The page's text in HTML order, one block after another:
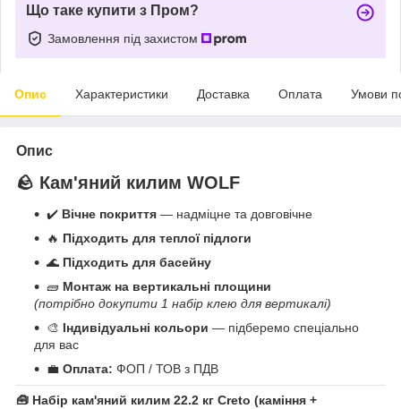
Що таке купити з Пром?
Замовлення під захистом
Опис Характеристики Доставка Оплата Умови
Опис
🪨 Кам'яний килим WOLF
✔️ Вічне покриття — надміцне та довговічне
🔥 Підходить для теплої підлоги
🌊 Підходить для басейну
🧱 Монтаж на вертикальні площини
(потрібно докупити 1 набір клею для вертикалі)
🎨 Індивідуальні кольори — підберемо спеціально
для вас
💼 Оплата: ФОП / ТОВ з ПДВ
🧰 Набір кам'яний килим 22.2 кг Creto (каміння +